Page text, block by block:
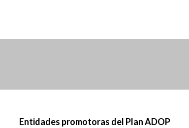
ÉLITE
Entidades promotoras del Plan ADOP